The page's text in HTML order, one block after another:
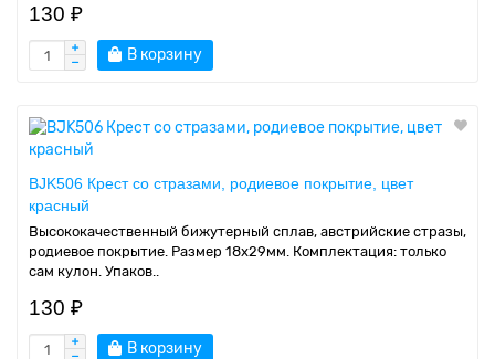
130 ₽
В корзину
BJK506 Крест со стразами, родиевое покрытие, цвет
красный
Высококачественный бижутерный сплав, австрийские стразы,
родиевое покрытие. Размер 18х29мм. Комплектация: только
сам кулон. Упаков..
130 ₽
В корзину